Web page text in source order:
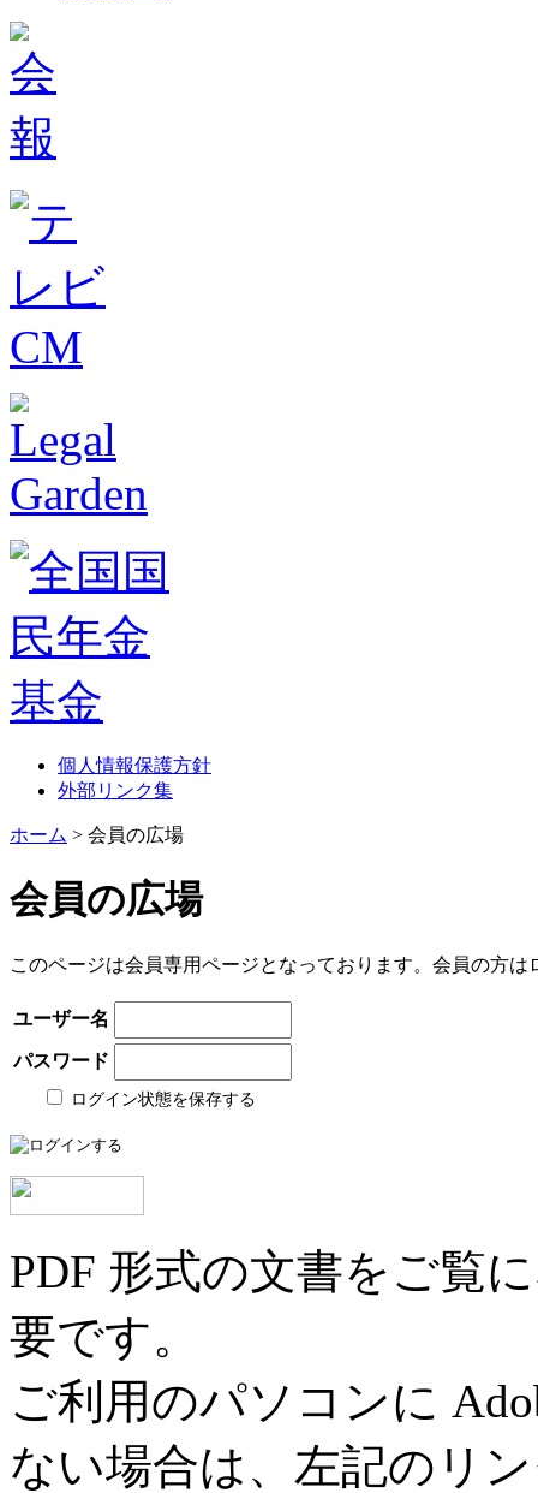
個人情報保護方針
外部リンク集
ホーム > 会員の広場
会員の広場
このページは会員専用ページとなっております。会員の方は
ユーザー名
パスワード
ログイン状態を保存する
PDF 形式の文書をご覧
要です。
ご利用のパソコンに
ない場合は、左記のリ